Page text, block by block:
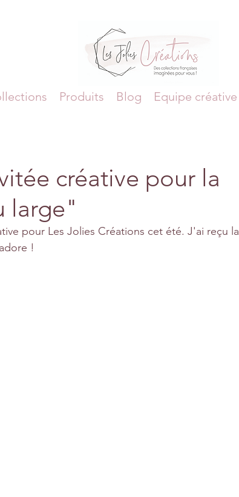
Produits Blog Equipe créative
créative pour la
large"
pour Les Jolies Créations cet été. J'ai reçu la
!